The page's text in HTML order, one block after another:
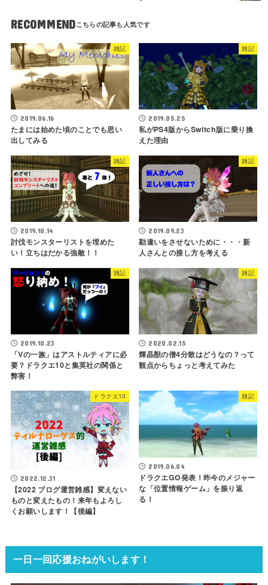
RECOMMEND
雑記
2019.06.16
たまには始めた頃のことでも思い
出してみる
雑記
2019.05.25
私がPS4版からSwitch版に乗り換
えた理由
雑記
2019.10.14
討伐モンスターリストを埋めた
い！立ちはだかる強敵！！
雑記
2019.09.23
勘違いをさせないために・・・新
人さんとの接し方を考える
雑記
2019.10.23
「Vの一族」はアストルティアに必
要？ドラクエ10と集英社の関係と
弊害！
雑記
2020.02.15
輝晶獣の僧4分散はどうなの？って
観点からちょっと考えてみた
ドラクエ10
2022.12.31
【2022 ブログ運営雑感】変えない
ものと変えたもの！来年もよろし
くお願いします！【後編】
雑記
2019.06.04
ドラクエGO発表！昨今のメジャー
な「位置情報ゲーム」を振り返
る！
一日一回応援おねがいします！